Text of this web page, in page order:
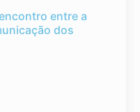
entre a
dos